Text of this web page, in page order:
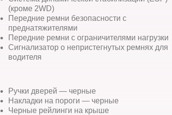
(кроме 2WD)
Передние ремни безопасности с
преднатяжителями
Передние ремни с ограничителями нагрузки
Сигнализатор о непристегнутых ремнях для
водителя
Ручки дверей — черные
Накладки на пороги — черные
Черные рейлинги на крыше